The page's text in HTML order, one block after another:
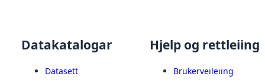
Datakatalogar
Datasett
Hjelp og rettleiing
Brukerveileiing